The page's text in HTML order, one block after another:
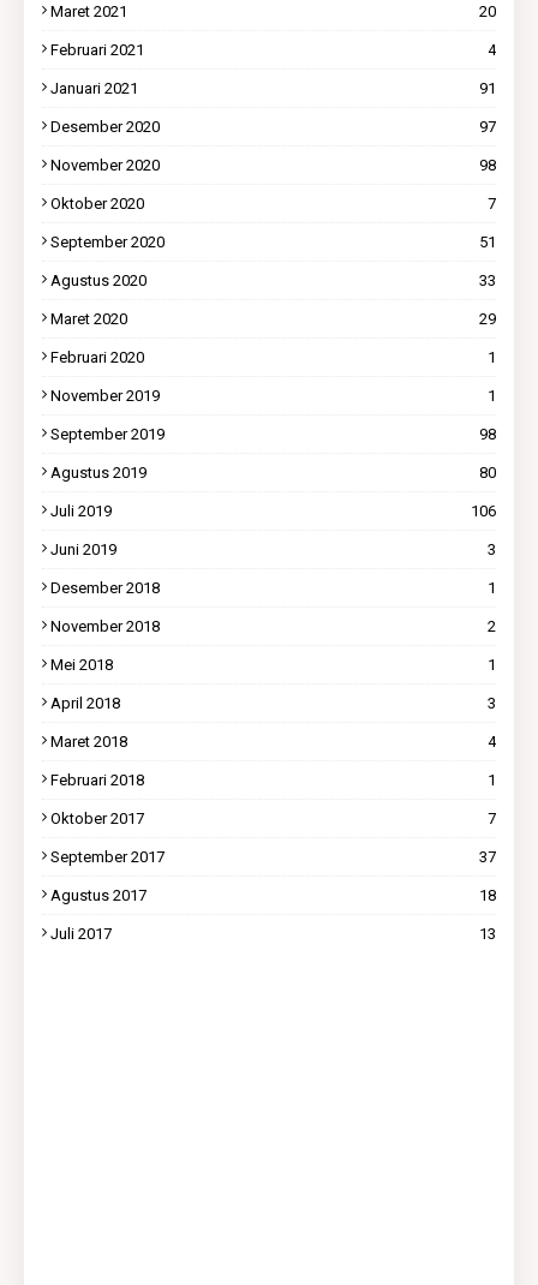
Maret 2021 20
Februari 2021 4
Januari 2021 91
Desember 2020 97
November 2020 98
Oktober 2020 7
September 2020 51
Agustus 2020 33
Maret 2020 29
Februari 2020 1
November 2019 1
September 2019 98
Agustus 2019 80
Juli 2019 106
Juni 2019 3
Desember 2018 1
November 2018 2
Mei 2018 1
April 2018 3
Maret 2018 4
Februari 2018 1
Oktober 2017 7
September 2017 37
Agustus 2017 18
Juli 2017 13